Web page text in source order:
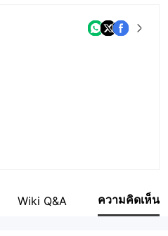
Wiki Q&A ความคิดเห็น